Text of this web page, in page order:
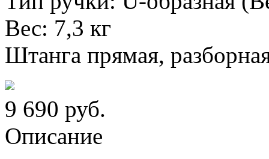
Вес: 7,3 кг
Штанга прямая,
9 690 руб.
Описание